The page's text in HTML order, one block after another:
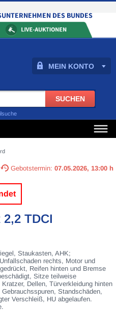
MEIN KONTO
Gebotstermin: 07.05.2026, 13:00 h
TDCI
Staukasten, AHK;
rechts, Motor und
Reifen hinten und Bremse
Sitze teilweise
Dellen, Türverkleidung hinten
Standschäden,
Verschleiß, HU abgelaufen.